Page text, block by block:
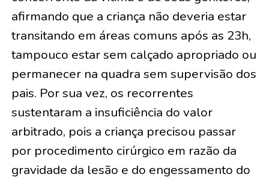
afirmando que a criança não deveria estar
transitando em áreas comuns após as 23h,
tampouco estar sem calçado apropriado ou
permanecer na quadra sem supervisão dos
pais. Por sua vez, os recorrentes
sustentaram a insuficiência do valor
arbitrado, pois a criança precisou passar
por procedimento cirúrgico em razão da
gravidade da lesão e do engessamento do